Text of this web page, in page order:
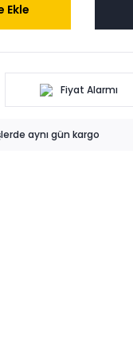
Ekle
Fiyat Alarmı
aynı gün kargo